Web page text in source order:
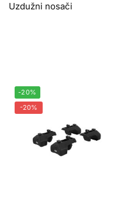
Uzdužni nosači
-20%
-20%